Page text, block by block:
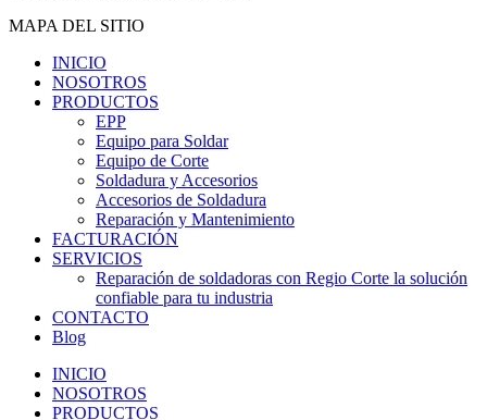
MAPA DEL SITIO
INICIO
NOSOTROS
PRODUCTOS
EPP
Equipo para Soldar
Equipo de Corte
Soldadura y Accesorios
Accesorios de Soldadura
Reparación y Mantenimiento
FACTURACIÓN
SERVICIOS
Reparación de soldadoras con Regio Corte la solución
confiable para tu industria
CONTACTO
Blog
INICIO
NOSOTROS
PRODUCTOS